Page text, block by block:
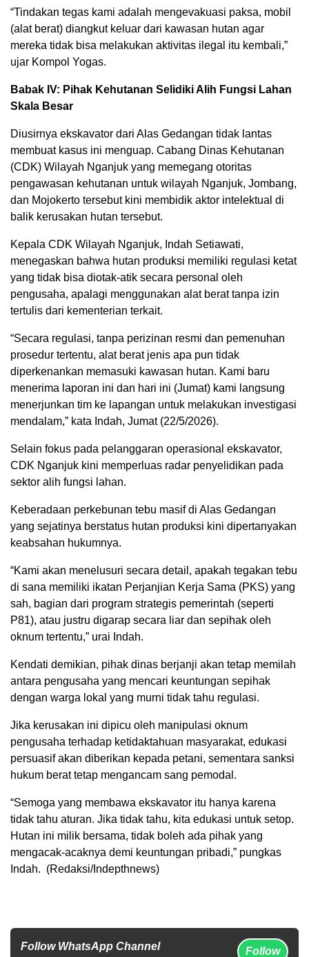
“Tindakan tegas kami adalah mengevakuasi paksa, mobil
(alat berat) diangkut keluar dari kawasan hutan agar
mereka tidak bisa melakukan aktivitas ilegal itu kembali,”
ujar Kompol Yogas.
Babak IV: Pihak Kehutanan Selidiki Alih Fungsi Lahan
Skala Besar
Diusirnya ekskavator dari Alas Gedangan tidak lantas
membuat kasus ini menguap. Cabang Dinas Kehutanan
(CDK) Wilayah Nganjuk yang memegang otoritas
pengawasan kehutanan untuk wilayah Nganjuk, Jombang,
dan Mojokerto tersebut kini membidik aktor intelektual di
balik kerusakan hutan tersebut.
Kepala CDK Wilayah Nganjuk, Indah Setiawati,
menegaskan bahwa hutan produksi memiliki regulasi ketat
yang tidak bisa diotak-atik secara personal oleh
pengusaha, apalagi menggunakan alat berat tanpa izin
tertulis dari kementerian terkait.
“Secara regulasi, tanpa perizinan resmi dan pemenuhan
prosedur tertentu, alat berat jenis apa pun tidak
diperkenankan memasuki kawasan hutan. Kami baru
menerima laporan ini dan hari ini (Jumat) kami langsung
menerjunkan tim ke lapangan untuk melakukan investigasi
mendalam,” kata Indah, Jumat (22/5/2026).
Selain fokus pada pelanggaran operasional ekskavator,
CDK Nganjuk kini memperluas radar penyelidikan pada
sektor alih fungsi lahan.
Keberadaan perkebunan tebu masif di Alas Gedangan
yang sejatinya berstatus hutan produksi kini dipertanyakan
keabsahan hukumnya.
“Kami akan menelusuri secara detail, apakah tegakan tebu
di sana memiliki ikatan Perjanjian Kerja Sama (PKS) yang
sah, bagian dari program strategis pemerintah (seperti
P81), atau justru digarap secara liar dan sepihak oleh
oknum tertentu,” urai Indah.
Kendati demikian, pihak dinas berjanji akan tetap memilah
antara pengusaha yang mencari keuntungan sepihak
dengan warga lokal yang murni tidak tahu regulasi.
Jika kerusakan ini dipicu oleh manipulasi oknum
pengusaha terhadap ketidaktahuan masyarakat, edukasi
persuasif akan diberikan kepada petani, sementara sanksi
hukum berat tetap mengancam sang pemodal.
“Semoga yang membawa ekskavator itu hanya karena
tidak tahu aturan. Jika tidak tahu, kita edukasi untuk setop.
Hutan ini milik bersama, tidak boleh ada pihak yang
mengacak-acaknya demi keuntungan pribadi,” pungkas
Indah. (Redaksi/Indepthnews)
Follow WhatsApp Channel
Follow